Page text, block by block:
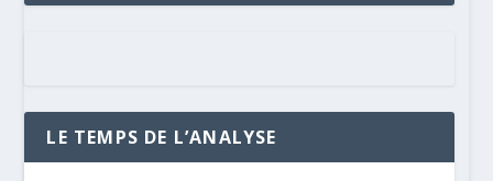
LE TEMPS DE L’ANALYSE